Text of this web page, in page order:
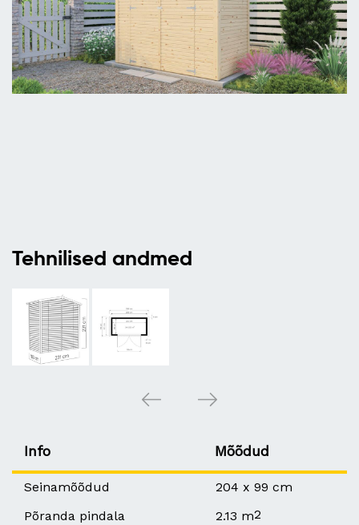
Tehnilised andmed
Info Mõõdud
Seinamõõdud
204 x 99 cm
Põranda pindala
2.13 m2